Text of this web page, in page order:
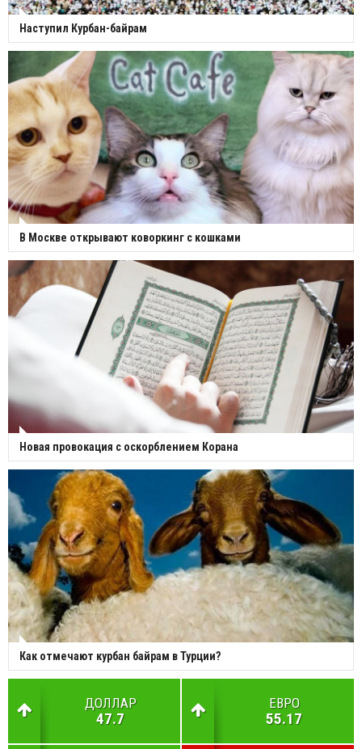
Наступил Курбан-байрам
В Москве открывают коворкинг с кошками
Новая провокация с оскорблением Корана
Как отмечают курбан байрам в Турции?
ДОЛЛАР
47.7
ЕВРО
55.17